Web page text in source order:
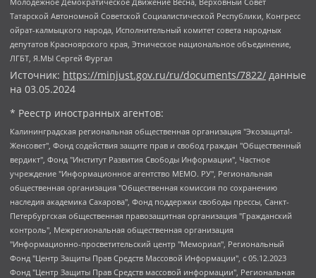
Татарской Автономной Советской Социалистической Республики, Конгресс
ойрат-калмыцкого народа, Исполнительный комитет совета народных
депутатов Красноярского края, Этническое национальное объединение,
ЛГБТ, Я.МЫ Сергей Фургал
Источник: https://minjust.gov.ru/ru/documents/7822/ данные
на 03.05.2024
* Реестр иностранных агентов:
Калининградская региональная общественная организация "Экозащита!-Женсовет", Фонд содействия защите прав и свобод граждан "Общественный вердикт", Фонд "Институт Развития Свободы Информации", Частное учреждение "Информационное агентство МЕМО. РУ", Региональная общественная организация "Общественная комиссия по сохранению наследия академика Сахарова", Фонд поддержки свободы прессы, Санкт-Петербургская общественная правозащитная организация "Гражданский контроль", Межрегиональная общественная организация "Информационно-просветительский центр "Мемориал", Региональный Фонд "Центр Защиты Прав Средств Массовой Информации", с 05.12.2023 Фонд "Центр Защиты Прав Средств массовой информации", Региональная общественная благотворительная организация помощи беженцам и мигрантам "Гражданское содействие", Негосударственное образовательное учреждение дополнительного профессионального образования (повышение квалификации) специалистов "АКАДЕМИЯ ПО ПРАВАМ ЧЕЛОВЕКА", Свердловская региональная общественная организация "Сутяжник", Автономная некоммерческая организация "Центр независимых социологических исследований", Союз общественных объединений "Российский исследовательский центр по правам человека", Региональное общественное учреждение научно-информационный центр "МЕМОРИАЛ", Некоммерческая организация "Фонд защиты гласности", Автономная некоммерческая организация "Институт прав человека", Городская общественная организация "Екатеринбургское общество "МЕМОРИАЛ", Городская общественная организация "Рязанское историко-просветительское и правозащитное общество "Мемориал" (Рязанский Мемориал), Челябинский региональный орган общественной самодеятельности – женское общественное объединение "Женщины Евразии", Челябинский региональный орган общественной самодеятельности "Уральская правозащитная группа", Фонд содействия защите здоровья и социальной справедливости имени Андрея Рылькова, Автономная Некоммерческая Организация "Аналитический Центр Юрия Левады", Автономная некоммерческая организация социальной поддержки населения "Проект Апрель", Региональная общественная организация помощи женщинам и детям, находящимся в кризисной ситуации "Информационно-методический центр "Анна", Фонд содействия развитию массовых коммуникаций и правовому просвещению "Так-так-Так", Фонд содействия устойчивому развитию "Серебряная тайга", Свердловский региональный общественный фонд социальных проектов "Новое время", "Idel.Реалии", Кавказ.Реалии, Крым.Реалии, Телеканал Настоящее Время, Татаро-башкирская служба Радио Свобода (Azatliq Radiosi), Радио Свободная Европа/Радио Свобода (PCE/PC), "Сибирь.Реалии", "Фактограф", Благотворительный фонд помощи осужденным и их семьям, Автономная некоммерческая организация "Институт глобализации и социальных движений", Фонд "В защиту прав заключенных", Частное учреждение "Центр поддержки и содействия развитию средств массовой информации", Пензенский региональный общественный благотворительный фонд "Гражданский союз", "Север.Реалии", Некоммерческая организация Фонд "Правовая инициатива", Общество с ограниченной ответственностью "Радио Свободная Европа/Радио Свобода", Чешское информационное агентство "MEDIUM-ORIENT", Красноярская региональная общественная организация "Мы против СПИДа", Камалягин Денис Николаевич, Маркелов Сергей Евгеньевич, Пономарев Лев Александрович, Савицкая Людмила Алексеевна, Автономная некоммерческая организация "Центр по работе с проблемой насилия "НАСИЛИЮ.НЕТ", Межрегиональный профессиональный союз работников здравоохранения "Альянс врачей", Юридическое лицо, зарегистрированное в Латвийской Республике, SIA "Medusa Project" (регистрационный номер 40103797863, дата регистрации 10.06.2014), Некоммерческая организация "Фонд по борьбе с коррупцией", Автономная некоммерческая организация "Институт права и публичной политики", Баданин Роман Сергеевич, Гликин Максим Александрович, Железнова Мария Михайловна, Лукьянова Юлия Сергеевна, Маетная Елизавета Витальевна, Маняхин Петр Борисович, Чуракова Ольга Владимировна, Ярош Юлия Петровна, Юридическое лицо "The Insider SIA", зарегистрированное в Риге, Латвийская Республика (дата регистрации 26.06.2015), являющееся администратором доменного имени интернет-издания "The Insider SIA", https://theins.ru, Постернак Алексей Евгеньевич, Рубин Михаил Аркадьевич, Анин Роман Александрович, Юридическое лицо Istories fonds, зарегистрированное в Латвийской Республике (регистрационный номер 50008295751, дата регистрации 24.02.2020), Великовский Дмитрий Александрович, Долинина Ирина Николаевна, Мароховская Алеся Алексеевна, Шлейнов Роман Юрьевич, Шмагун Олеся Валентиновна, Общество с ограниченной ответственностью "Альтаир 2021", Общество с ограниченной ответственностью "Вега 2021", Общество с ограниченной ответственностью "Главный редактор 2021", Общество с ограниченной ответственностью "Ромашки монолит", Важенков Артем Валерьевич, Ивановская областная общественная организация "Центр гендерных исследований", Гурман Юрий Альбертович, Медиапроект "ОВД-Инфо", Егоров Владимир Владимирович, Жилинский Владимир Александрович, Общество с ограниченной ответственностью "ЗП", Иванова София Юрьевна, Карезина Инна Павловна, Кильтау Екатерина Викторовна, Петров Алексей Викторович, Пискунов Сергей Евгеньевич, Смирнов Сергей Сергеевич, Тихонов Михаил Сергеевич, Общество с ограниченной ответственностью "ЖУРНАЛИСТ-ИНОСТРАННЫЙ АГЕНТ", Арапова Галина Юрьевна, Вольтская Татьяна Анатольевна, Американская компания "Mason G.E.S. Anonymous Foundation" (США), являющаяся владельцем интернет-издания https://mnews.world/, Компания "Stichting Bellingcat", зарегистрированная в Нидерландах (дата регистрации 11.07.2018), Захаров Андрей Вячеславович, Клепиковская Екатерина Дмитриевна, Общество с ограниченной ответственностью "МЕМО", Перл Роман Александрович, Симонов Евгений Алексеевич, Соловьева Елена Анатольевна, Сотников Даниил Владимирович, Сурначева Елизавета Дмитриевна, Автономная некоммерческая организация по защите прав человека и информированию населения "Якутия – Наше Мнение", Общество с ограниченной ответственностью "Москоу диджитал медиа", с 26.01.2023 Общество с ограниченной ответственностью "Чайка Белые сады", Ветошкина Валерия Валерьевна, Заговора Максим Александрович, Межрегиональное общественное движение "Российская ЛГБТ - сеть", Оленичев Максим Владимирович, Павлов Иван Юрьевич, Скворцова Елена Сергеевна, Общество с ограниченной ответственностью "Как бы инагент", Кочетков Игорь Викторович, Общество с ограниченной ответственностью "Честные выборы", Еланчик Олег Александрович, Общество с ограниченной ответственностью "Нобелевский призыв", Гималова Регина Эмилевна, Григорьев Андрей Валерьевич, Григорьева Алина Александровна, Ассоциация по содействию защите прав призывников, альтернативнослужащих и военнослужащих "Правозащитная группа "Гражданин.Армия.Право", Хисамова Регина Фаритовна, Автономная некоммерческая организация по реализации социально-правовых программ "Лилит", Дальневосточное общественное движение "Маяк", Санкт-Петербургская ЛГБТ-инициативная группа "Выход", Инициативная группа ЛГБТ+ "Реверс", Алексеев Андрей Викторович, Бекбулатова Таисия Львовна, Беляев Иван Михайлович, Владыкина Елена Сергеевна, Гельман Марат Александрович, Никульшина Вероника Юрьевна, Толоконникова Надежда Андреевна, Шендерович Виктор Анатольевич, Общество с ограниченной ответственностью "Данное сообщение", Общество с ограниченной ответственностью Издательский дом "Новая глава", Айнбиндер Александра Александровна, Московский комьюнити-центр для ЛГБТ+инициатив, Благотворительный фонд развития филантропии, Deutsche Welle (Германия, Kurt-Schumacher-Strasse 3, 53113 Bonn), Борзунова Мария Михайловна, Воробьев Виктор Викторович, Голубева Анна Львовна, Константинова Алла Михайловна, Малкова Ирина Владимировна, Мурадов Мурад Абдулгалимович, Осетинская Елизавета Николаевна, Понасенков Евгений Николаевич, Ганапольский Матвей Юрьевич, Киселев Евгений Алексеевич, Борухович Ирина Григорьевна, Дремин Иван Тимофеевич, Дубровский Дмитрий Викторович, Красноярская региональная общественная организация поддержки и развития альтернативных образовательных технологий и межкультурных коммуникаций "ИНТЕРРА", Маяковская Екатерина Алексеевна, Фейгин Марк Захарович, Филимонов Андрей Викторович, Дзугкоева Регина Николаевна, Доброхотов Роман Александрович, Дудь Юрий Александрович, Елкин Сергей Владимирович, Кругликов Кирилл Игоревич, Сабунаева Мария Леонидовна, Семенов Алексей Владимирович, Шаинян Карен Багратович, Шульман Екатерина Михайловна, Асафьев Артур Валерьевич, Вахштайн Виктор Семенович, Венедиктов Алексей Алексеевич, Лушникова Екатерина Евгеньевна, Волков Леонид Михайлович, Невзоров Александр Глебович, Пархоменко Сергей Борисович, Сироткин Ярослав Николаевич, Кара-Мурза Владимир Владимирович, Баранова Наталья Владимировна, Гозман Леонид Яковлевич, Кагарлицкий Борис Юльевич, Климарев Михаил Валерьевич, Милов Владимир Станиславович, Автономная некоммерческая организация Краснодарский центр современного искусства "Типография", Моргенштерн Алишер Тагирович, Соболь Любовь Эдуардовна, Общество с ограниченной ответственностью "ЛИЗА НОРМ", Каспаров Гарри Кимович, Ходорковский Михаил Борисович, Общество с ограниченной ответственностью "Апрельские тезисы", Данилович Ирина Брониславовна, Кашин Олег Владимирович, Петров Николай Владимирович, Пивоваров Алексей Владимирович, Соколов Михаил Владимирович, Цветкова Юлия Владимировна, Чичваркин Евгений Александрович, Комитет против пыток/Команда против пыток, Общество с ограниченной ответственностью "Первый научный", Общество с ограниченной ответственностью "Вертолет и ко", Белоцерковская Вероника Борисовна, Кац Максим Евгеньевич, Лазарева Татьяна Юрьевна, Шаведдинов Руслан Табризович, Яшин Илья Валерьевич, Общество с ограниченной ответственностью "Иноагент ААВ", Алешковский Дмитрий Петрович, Альбац Евгения Марковна, Быков Дмитрий Львович, Галямина Юлия Евгеньевна, Лойко Сергей Леонидович, Мартынов Кирилл Константинович, Медведев Сергей Александрович, Крашенинников Федор Геннадиевич, Гордеева Катерина Вл